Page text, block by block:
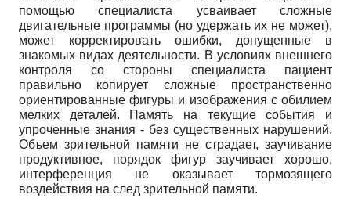
помощью специалиста усваивает сложные
двигательные программы (но удержать их не может),
может корректировать ошибки, допущенные в
знакомых видах деятельности. В условиях внешнего
контроля со стороны специалиста пациент
правильно копирует сложные пространственно
ориентированные фигуры и изображения с обилием
мелких деталей. Память на текущие события и
упроченные знания - без существенных нарушений.
Объем зрительной памяти не страдает, заучивание
продуктивное, порядок фигур заучивает хорошо,
интерференция не оказывает тормозящего
воздействия на след зрительной памяти.